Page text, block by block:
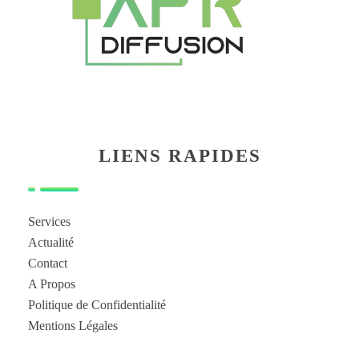
LIENS RAPIDES
Services
Actualité
Contact
A Propos
Politique de Confidentialité
Mentions Légales